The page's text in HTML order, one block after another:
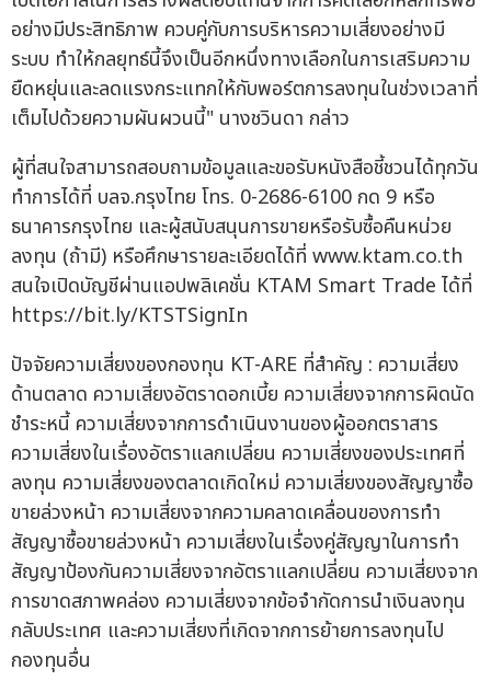
อย่างมีประสิทธิภาพ ควบคู่กับการบริหารความเสี่ยงอย่างมี
ระบบ ทำให้กลยุทธ์นี้จึงเป็นอีกหนึ่งทางเลือกในการเสริมความ
ยืดหยุ่นและลดแรงกระแทกให้กับพอร์ตการลงทุนในช่วงเวลาที่
เต็มไปด้วยความผันผวนนี้" นางชวินดา กล่าว
ผู้ที่สนใจสามารถสอบถามข้อมูลและขอรับหนังสือชี้ชวนได้ทุกวัน
ทำการได้ที่ บลจ.กรุงไทย โทร. 0-2686-6100 กด 9 หรือ
ธนาคารกรุงไทย และผู้สนับสนุนการขายหรือรับซื้อคืนหน่วย
ลงทุน (ถ้ามี) หรือศึกษารายละเอียดได้ที่ www.ktam.co.th
สนใจเปิดบัญชีผ่านแอปพลิเคชั่น KTAM Smart Trade ได้ที่
https://bit.ly/KTSTSignIn
ปัจจัยความเสี่ยงของกองทุน KT-ARE ที่สำคัญ : ความเสี่ยง
ด้านตลาด ความเสี่ยงอัตราดอกเบี้ย ความเสี่ยงจากการผิดนัด
ชำระหนี้ ความเสี่ยงจากการดำเนินงานของผู้ออกตราสาร
ความเสี่ยงในเรื่องอัตราแลกเปลี่ยน ความเสี่ยงของประเทศที่
ลงทุน ความเสี่ยงของตลาดเกิดใหม่ ความเสี่ยงของสัญญาซื้อ
ขายล่วงหน้า ความเสี่ยงจากความคลาดเคลื่อนของการทำ
สัญญาซื้อขายล่วงหน้า ความเสี่ยงในเรื่องคู่สัญญาในการทำ
สัญญาป้องกันความเสี่ยงจากอัตราแลกเปลี่ยน ความเสี่ยงจาก
การขาดสภาพคล่อง ความเสี่ยงจากข้อจำกัดการนำเงินลงทุน
กลับประเทศ และความเสี่ยงที่เกิดจากการย้ายการลงทุนไป
กองทุนอื่น